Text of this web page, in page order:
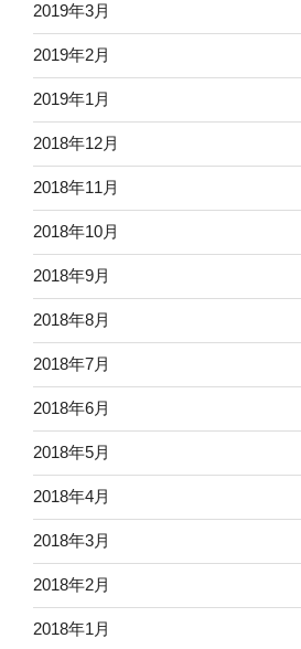
2019年3月
2019年2月
2019年1月
2018年12月
2018年11月
2018年10月
2018年9月
2018年8月
2018年7月
2018年6月
2018年5月
2018年4月
2018年3月
2018年2月
2018年1月